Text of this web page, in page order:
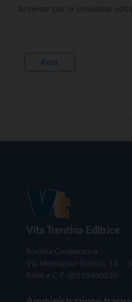
browser per la prossima
Vita Trentina Editrice
Società Cooperativa
Via Monsignor Endrici, 14 –
P.IVA e C.F. 00199960220